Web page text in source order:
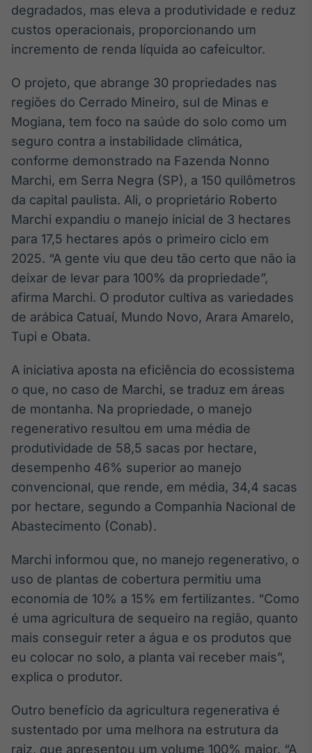
Broadcast
Datafeed
integração de
conteúdos e
dados
Broadcast
Ticker
headlines de
notícias
Broadcast
Widgets
Componentes
para conteúdos e
funcionalidades
Wallboard
dados para
displays e telas
Broadcast
Curadoria
Curadoria de
noticiosos
Soluções de
Broadcast
Radar
Monitoramento
notícias e
conteúdos
Broadcast
plataforma para
analisar fundos
de investimento
no Brasil
degradados, mas eleva a produtividade e reduz
custos operacionais, proporcionando um
incremento de renda líquida ao cafeicultor.
O projeto, que abrange 30 propriedades nas
regiões do Cerrado Mineiro, sul de Minas e
Mogiana, tem foco na saúde do solo como um
seguro contra a instabilidade climática,
conforme demonstrado na Fazenda Nonno
Marchi, em Serra Negra (SP), a 150 quilômetros
da capital paulista. Ali, o proprietário Roberto
Marchi expandiu o manejo inicial de 3 hectares
para 17,5 hectares após o primeiro ciclo em
2025. “A gente viu que deu tão certo que não ia
deixar de levar para 100% da propriedade”,
afirma Marchi. O produtor cultiva as variedades
de arábica Catuaí, Mundo Novo, Arara Amarelo,
Tupi e Obata.
A iniciativa aposta na eficiência do ecossistema
o que, no caso de Marchi, se traduz em áreas
de montanha. Na propriedade, o manejo
regenerativo resultou em uma média de
produtividade de 58,5 sacas por hectare,
desempenho 46% superior ao manejo
convencional, que rende, em média, 34,4 sacas
por hectare, segundo a Companhia Nacional de
Abastecimento (Conab).
Marchi informou que, no manejo regenerativo, o
uso de plantas de cobertura permitiu uma
economia de 10% a 15% em fertilizantes. “Como
é uma agricultura de sequeiro na região, quanto
mais conseguir reter a água e os produtos que
eu colocar no solo, a planta vai receber mais”,
explica o produtor.
Outro benefício da agricultura regenerativa é
sustentado por uma melhora na estrutura da
raiz, que apresentou um volume 100% maior. “A